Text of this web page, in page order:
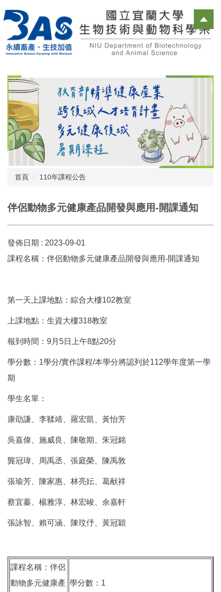
到
要
內
首頁 110年課程公告
伴侶動物多元健康產品開發與應用-開課通知
發佈日期 : 2023-09-01
課程名稱：伴侶動物多元健康產品開發與應用-開課通知
第一天上課地點：綜合大樓102教室
上課地點：生資大樓318教室
報到時間：9月5日上午8點20分
學分數：1學分/實作課程/本學分將認列於112學年度第一學
期
學生名單：
康劭謙、李鞣靖、羅宏凱、黃怡芳
吳嘉偉、施威良、陳敬期、朱冠銘
龔冠瑋、周禹丞、張庭榮、陳禹敦
張瑜芳、陳家惠、林亮妘、葛献祥
蔡宜蓁、楊雅淳、林宏峻、余嘉軒
張詠智、賴可涵、陳玟伃、黃冠穎
課程名稱：伴侶
動物多元健康產 學分數：1